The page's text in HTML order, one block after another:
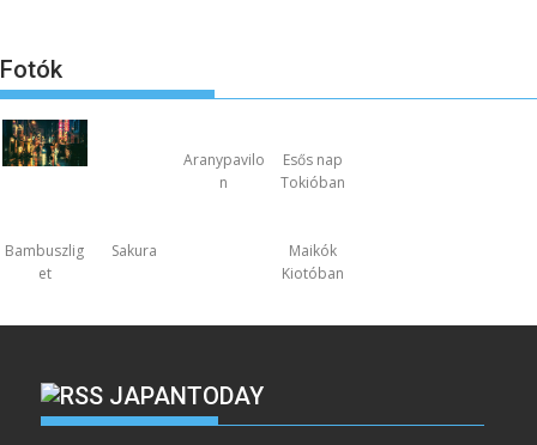
Fotók
Aranypavilo
n
Esős nap
Tokióban
Bambuszlig
et
Sakura
Maikók
Kiotóban
JAPANTODAY